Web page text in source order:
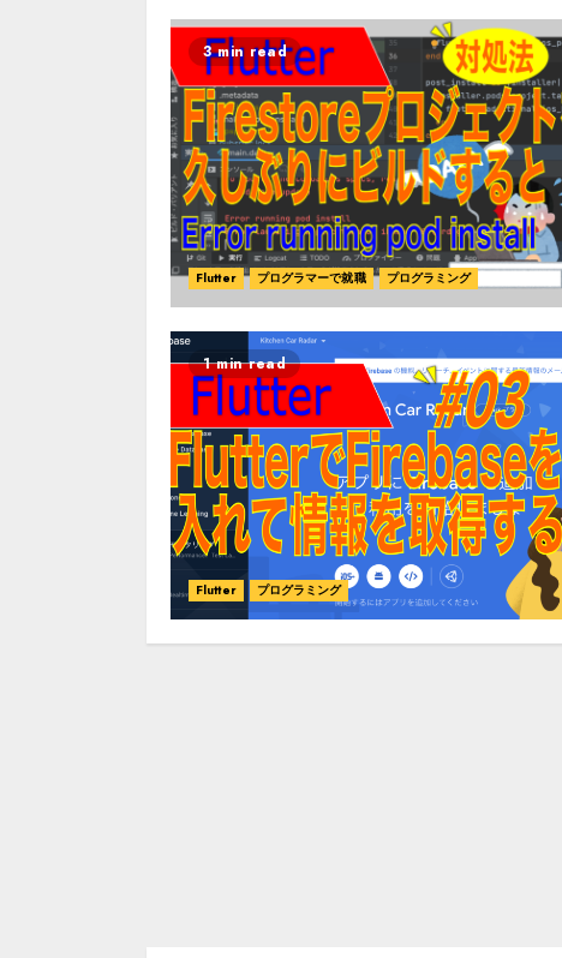
3 min read
Flutter プログラマーで就職 プログラミング
1 min read
Flutter プログラミング